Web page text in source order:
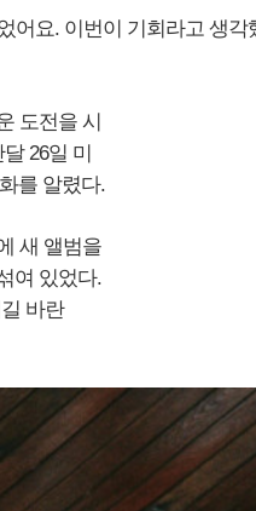
어요. 이번이 기회라고 생각
도전을 시
26일 미
를 알렸다.
새 앨범을
여 있었다.
바란